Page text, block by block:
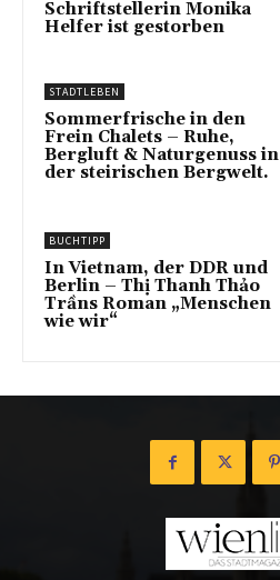
Schriftstellerin Monika
Helfer ist gestorben
STADTLEBEN
Sommerfrische in den
Frein Chalets – Ruhe,
Bergluft & Naturgenuss in
der steirischen Bergwelt.
BUCHTIPP
In Vietnam, der DDR und
Berlin – Thị Thanh Thảo
Trầns Roman „Menschen
wie wir“